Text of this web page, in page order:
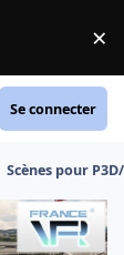
×
Se connecter
Scènes pour